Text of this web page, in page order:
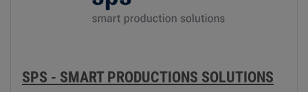
SPS - SMART PRODUCTIONS SOLUTIONS